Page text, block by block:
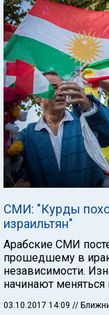
СМИ: "Курды
израильтян"
Арабские СМИ
прошедшему в
независимости.
начинают
03.10.2017 14:09 //